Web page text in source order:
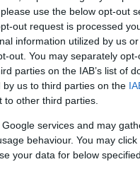
use the below opt-out
out request is processed
information utilized by us
out. You may separately
parties on the IAB’s list of
us to third parties on the
other third parties.
services and may
behaviour. You may
your data for below
το βασικό
δίνοντας το
φορέα δεν
που είχε